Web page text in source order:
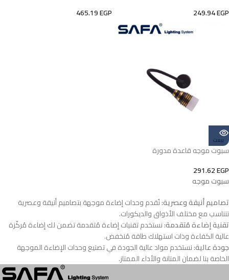
249.94EGP
465.19EGP
بيعت
سبوت موجه قاعدة مدورة
291.62EGP
سبوت موجه
تصاميم أنيقة وعصرية:نُقدم وحدات إضاءة موجهة بتصاميم أنيقة وعصرية
تتناسب مع مختلف الأذواق والديكورات.
تقنية إضاءة مُتقدمة:نستخدم تقنيات إضاءة مُتقدمة تضمن لك إضاءة مُركّزة
عالية الكفاءة وذات استهلاك طاقة مُنخفض.
جودة عالية:نستخدم مواد عالية الجودة في تصنيع وحدات الإضاءة الموجهة
الخاصة بنا لضمان المتانة والأداء الممتاز.